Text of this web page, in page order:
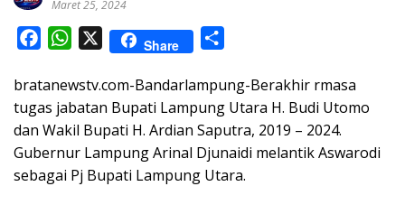
Maret 25, 2024
c
e
b
o
o
W
a
t
s
A
p
X Share
a
r
e
bratanewstv.com-Bandarlampung-Berakhir rmasa
tugas jabatan Bupati Lampung Utara H. Budi Utomo
dan Wakil Bupati H. Ardian Saputra, 2019 – 2024.
Gubernur Lampung Arinal Djunaidi melantik Aswarodi
sebagai Pj Bupati Lampung Utara.